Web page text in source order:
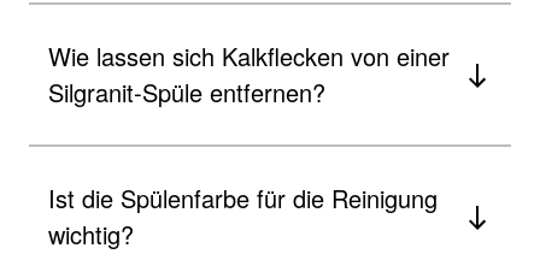
Wie lassen sich Kalkflecken von einer
Silgranit-Spüle entfernen?
Ist die Spülenfarbe für die Reinigung
wichtig?